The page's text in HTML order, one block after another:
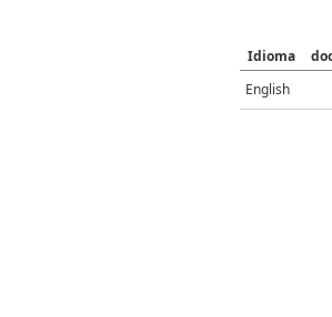
Idioma
English